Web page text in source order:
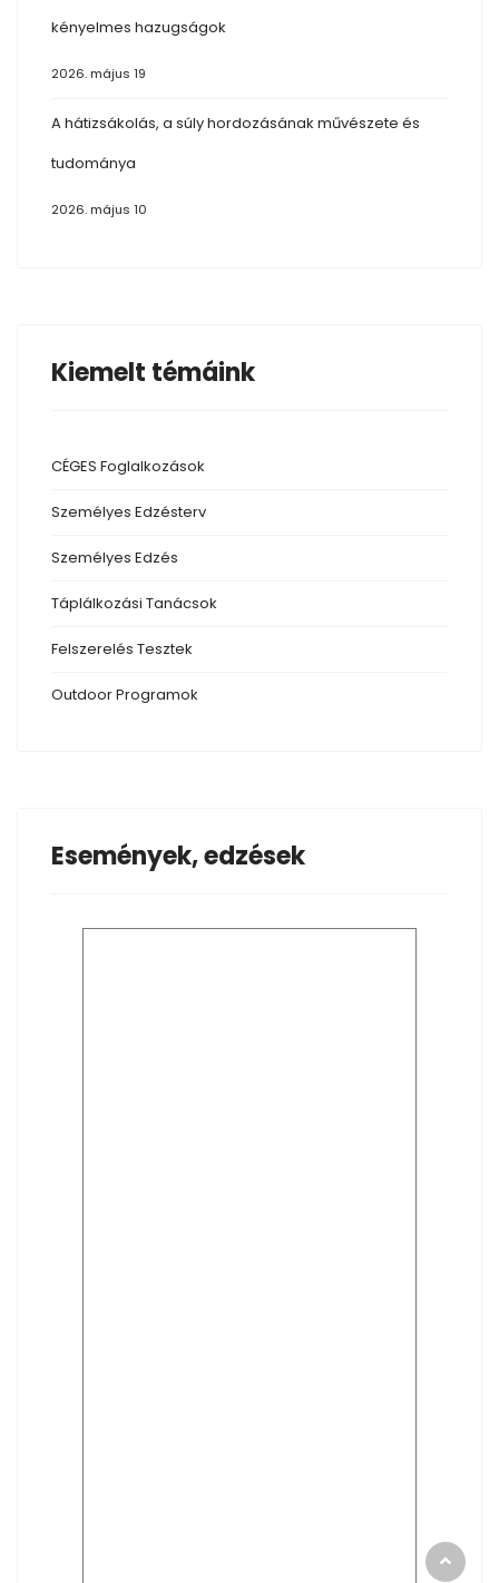
kényelmes hazugságok
2026. május 19
A hátizsákolás, a súly hordozásának művészete és
tudománya
2026. május 10
Kiemelt témáink
CÉGES Foglalkozások
Személyes Edzésterv
Személyes Edzés
Táplálkozási Tanácsok
Felszerelés Tesztek
OutdoorProgramok
Események, edzések